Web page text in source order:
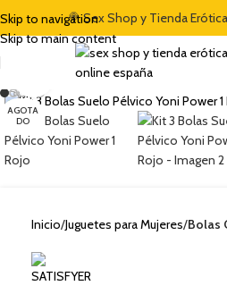
Skip to navigation
Skip to main content
🍭 Sex Shop y Tienda
AGOTA
DO
Clic para ampliar
Inicio Juguetes para Mujeres Bolas
"DULCES5"🏷️ CUPÓN DE